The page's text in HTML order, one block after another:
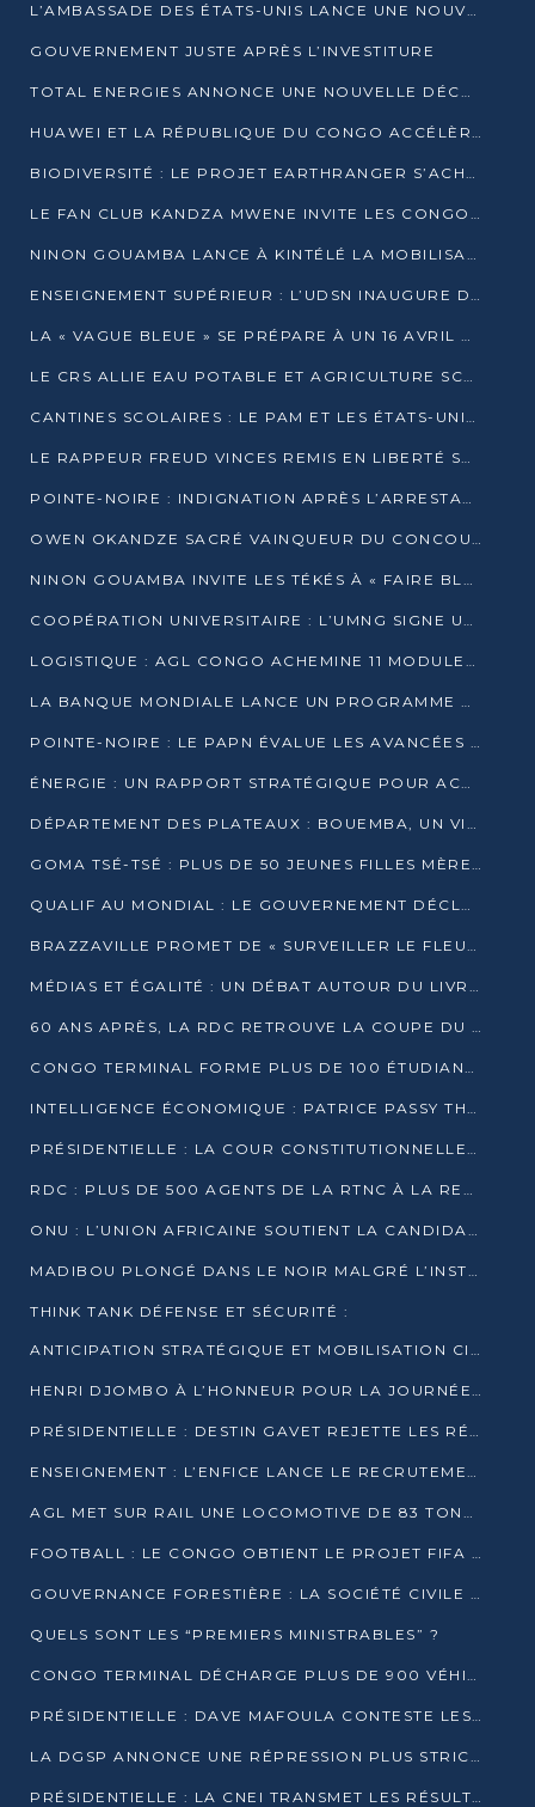
L’AMBASSADE DES ÉTATS-UNIS LANCE UNE NOUVELLE COHORTE DU PROGRAMME ACCESS MICRO-SCHOLARSHIP
GOUVERNEMENT JUSTE APRÈS L’INVESTITURE
TOTAL ENERGIES ANNONCE UNE NOUVELLE DÉCOUVERTE D’HYDROCARBURES SUR LE PERMIS MOHO AU LARGE DU CONGO
HUAWEI ET LA RÉPUBLIQUE DU CONGO ACCÉLÈRENT LEUR PARTENARIAT
BIODIVERSITÉ : LE PROJET EARTHRANGER S’ACHÈVE, MAIS LES DÉFIS DEMEURENT
LE FAN CLUB KANDZA MWENE INVITE LES CONGOLAIS À UNE FORTE AFFLUENCE AU STADE DE KINTÉLÉ
NINON GOUAMBA LANCE À KINTÉLÉ LA MOBILISATION POUR L’INVESTITURE DR DSN
ENSEIGNEMENT SUPÉRIEUR : L’UDSN INAUGURE DES LABORATOIRES POUR BOOSTER LA FORMATION PRATIQUE
LA « VAGUE BLEUE » SE PRÉPARE À UN 16 AVRIL HISTORIQUE
LE CRS ALLIE EAU POTABLE ET AGRICULTURE SCOLAIRE AU CŒUR DE LA TRANSFORMATION DES ÉCOLES RURALES
CANTINES SCOLAIRES : LE PAM ET LES ÉTATS-UNIS AU CONTACT DES ÉCOLIERS DE KINKALA
LE RAPPEUR FREUD VINCES REMIS EN LIBERTÉ SOUS PRESSION MÉDIATIQUE
POINTE-NOIRE : INDIGNATION APRÈS L’ARRESTATION DU RAPPEUR FREUD VINCES
OWEN OKANDZE SACRÉ VAINQUEUR DU CONCOURS SLAM POUR LA VIE
NINON GOUAMBA INVITE LES TÉKÉS À « FAIRE BLOC » POUR PESER DANS LE DÉBAT NATIONAL
COOPÉRATION UNIVERSITAIRE : L’UMNG SIGNE UN ACCORD STRATÉGIQUE AVEC L’UNIVERSITÉ HAINAN EN CHINE
LOGISTIQUE : AGL CONGO ACHEMINE 11 MODULES GÉANTS JUSQU’À BRAZZAVILLE
LA BANQUE MONDIALE LANCE UN PROGRAMME DE 394 MILLIONS DE DOLLARS POUR LE BASSIN DU CONGO
POINTE-NOIRE : LE PAPN ÉVALUE LES AVANCÉES DU MÔLE EST
ÉNERGIE : UN RAPPORT STRATÉGIQUE POUR ACCÉLÉRER LA TRANSITION AU CONGO
DÉPARTEMENT DES PLATEAUX : BOUEMBA, UN VIVIER ÉCONOMIQUE PRÊT À EXPLOSER
GOMA TSÉ-TSÉ : PLUS DE 50 JEUNES FILLES MÈRES SENSIBILISÉES À LA SANTÉ SEXUELLE
QUALIF AU MONDIAL : LE GOUVERNEMENT DÉCLARE LA JOURNÉE DU 1ER AVRIL 2026 CHÔMÉE ET PAYÉE
BRAZZAVILLE PROMET DE « SURVEILLER LE FLEUVE » APRÈS LA QUALIFICATION DE LA RDC AU MONDIAL
MÉDIAS ET ÉGALITÉ : UN DÉBAT AUTOUR DU LIVRE « CES FEMMES QUI REPRENNENT LE POUVOIR SUR LEUR VIE »
60 ANS APRÈS, LA RDC RETROUVE LA COUPE DU MONDE
CONGO TERMINAL FORME PLUS DE 100 ÉTUDIANTS AUX TECHNIQUES D’EMBAUCHE
INTELLIGENCE ÉCONOMIQUE : PATRICE PASSY THÉORISE UNE STRATÉGIE ADAPTÉE AUX CONTEXTES FRAGMENTÉS
PRÉSIDENTIELLE : LA COUR CONSTITUTIONNELLE CONFIRME LA VICTOIRE DE SASSOU NGUESSO AVEC 94,90 % DES SUFFRAGES
RDC : PLUS DE 500 AGENTS DE LA RTNC À LA RETRAITE, UNE PAGE SE TOURNE
ONU : L’UNION AFRICAINE SOUTIENT LA CANDIDATURE DE MACKY SALL
MADIBOU PLONGÉ DANS LE NOIR MALGRÉ L’INSTALLATION D’UN NOUVEAU TRANSFORMATEUR
THINK TANK DÉFENSE ET SÉCURITÉ :
ANTICIPATION STRATÉGIQUE ET MOBILISATION CITOYENNE POUR NOTRE SOUVERAINETÉ NATIONALE
HENRI DJOMBO À L’HONNEUR POUR LA JOURNÉE MONDIALE DU THÉÂTRE
PRÉSIDENTIELLE : DESTIN GAVET REJETTE LES RÉSULTATS ET APPELLE À UN DIALOGUE NATIONAL
ENSEIGNEMENT : L’ENFICE LANCE LE RECRUTEMENT DE SA PREMIÈRE PROMOTION DE PROFESSEURS DES ÉCOLES
AGL MET SUR RAIL UNE LOCOMOTIVE DE 83 TONNES À POINTE-NOIRE
FOOTBALL : LE CONGO OBTIENT LE PROJET FIFA ARENA POUR SES 15 DÉPARTEMENTS
GOUVERNANCE FORESTIÈRE : LA SOCIÉTÉ CIVILE CONGOLAISE AFFICHE SES PRIORITÉS POUR 2026
QUELS SONT LES “PREMIERS MINISTRABLES” ?
CONGO TERMINAL DÉCHARGE PLUS DE 900 VÉHICULES EN QUELQUES HEURES
PRÉSIDENTIELLE : DAVE MAFOULA CONTESTE LES RÉSULTATS PROVISOIRES
LA DGSP ANNONCE UNE RÉPRESSION PLUS STRICTE CONTRE LES MOTO-TAXIS
PRÉSIDENTIELLE : LA CNEI TRANSMET LES RÉSULTATS PROVISOIRES À LA COUR CONSTITUTIONNELLE